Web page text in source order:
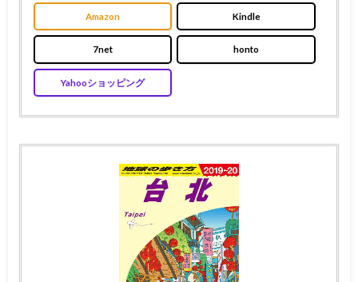
Amazon Kindle
7net honto
Yahooショッピング